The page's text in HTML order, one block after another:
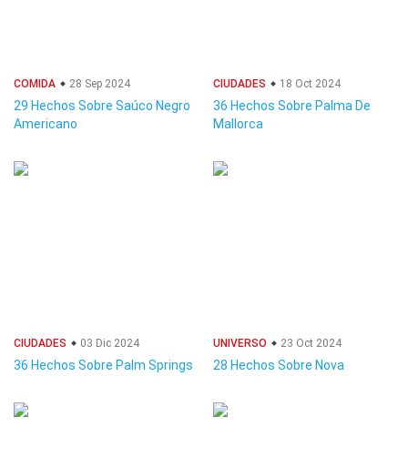
COMIDA 28 Sep 2024
29 Hechos Sobre Saúco Negro
Americano
CIUDADES 18 Oct 2024
36 Hechos Sobre Palma De
Mallorca
CIUDADES 03 Dic 2024
36 Hechos Sobre Palm Springs
UNIVERSO 23 Oct 2024
28 Hechos Sobre Nova